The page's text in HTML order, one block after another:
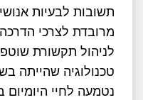
תשובות לבעיות
מרובדת לצרכי הדרכה
לניהול תקשורת
טכנולוגיה שהייתה
נטמעה לחיי היומיום